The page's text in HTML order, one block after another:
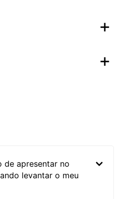
de apresentar no
levantar o meu